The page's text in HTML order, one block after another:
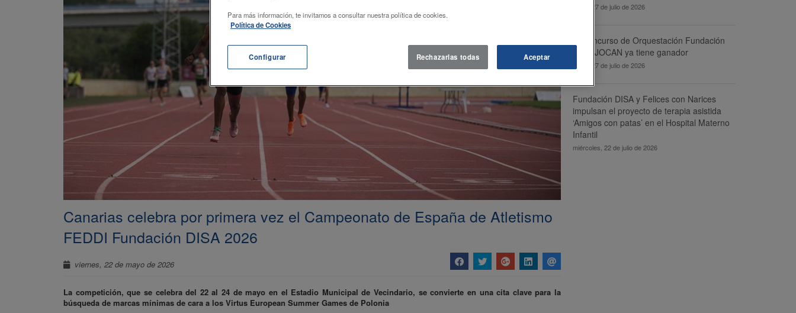
Canarias celebra por primera vez el Campeonato de España de Atletismo
FEDDI Fundación DISA 2026
viernes, 22 de mayo de 2026
La competición, que se celebra del 22 al 24 de mayo en el Estadio Municipal de Vecindario, se convierte en una cita clave para la
búsqueda de marcas mínimas de cara a los Virtus European Summer Games de Polonia
lunes, 27 de julio de 2026
El Concurso de Orquestación Fundación
DISA-JOCAN ya tiene ganador
lunes, 27 de julio de 2026
Fundación DISA y Felices con Narices
impulsan el proyecto de terapia asistida
‘Amigos con patas’ en el Hospital Materno
Infantil
miércoles, 22 de julio de 2026
Para más información, te invitamos a consultar nuestra política de cookies.
Política de Cookies
Rechazarlas todas Aceptar
Configurar